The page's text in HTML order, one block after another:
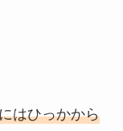
はひっかから